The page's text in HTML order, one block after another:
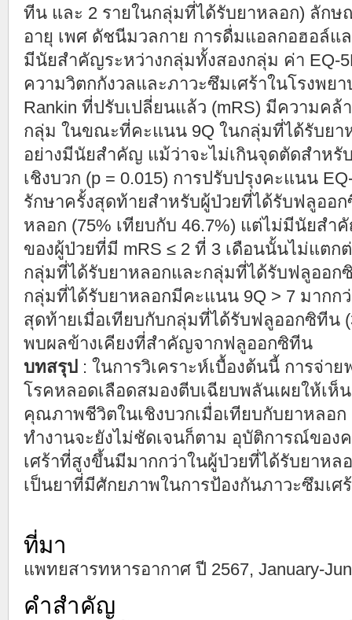
ทีน และ 2 รายในกลุ่มที่ได้รับยาหลอก) ลัก
อายุ เพศ ดัชนีมวลกาย การดื่มแอลกอฮอล์แ
มีนัยสำคัญระหว่างกลุ่มทั้งสองกลุ่ม ค่า EQ-
ความวิตกกังวลและภาวะซึมเศร้าในโรงพย
Rankin ที่ปรับเปลี่ยนแล้ว (mRS) มีความคล้
กลุ่ม ในขณะที่คะแนน 9Q ในกลุ่มที่ได้รับยา
อย่างมีนัยสำคัญ แม้ว่าจะไม่เกินจุดตัดสำหรั
เชิงบวก (p = 0.015) การปรับปรุงคะแนน
รักษาครั้งสุดท้ายสำหรับผู้ป่วยที่ได้รับฟลูออ
หลอก (75% เทียบกับ 46.7%) แต่ไม่มีนัยสำ
ของผู้ป่วยที่มี mRS ≤ 2 ที่ 3 เดือนนั้นไม่แต
กลุ่มที่ได้รับยาหลอกและกลุ่มที่ได้รับฟลูออก
กลุ่มที่ได้รับยาหลอกมีคะแนน 9Q > 7 มากกว่
สุดท้ายเมื่อเทียบกับกลุ่มที่ได้รับฟลูออกซิทีน
พบผลข้างเคียงที่สำคัญจากฟลูออกซิทีน
บทสรุป : ในการวิเคราะห์เบื้องต้นนี้ การจ่า
โรคหลอดเลือดสมองตีบเฉียบพลันเผยให้เห็
คุณภาพชีวิตในเชิงบวกเมื่อเทียบกับยาหลอ
ทำงานจะยังไม่ชัดเจนก็ตาม อุบัติการณ์ของ
เศร้าที่สูงขึ้นมีมากกว่าในผู้ป่วยที่ได้รับยาห
เป็นยาที่มีศักยภาพในการป้องกันภาวะซึมเ
ที่มา
แพทยสารทหารอากาศ ปี 2567, January-
คำสำคัญ